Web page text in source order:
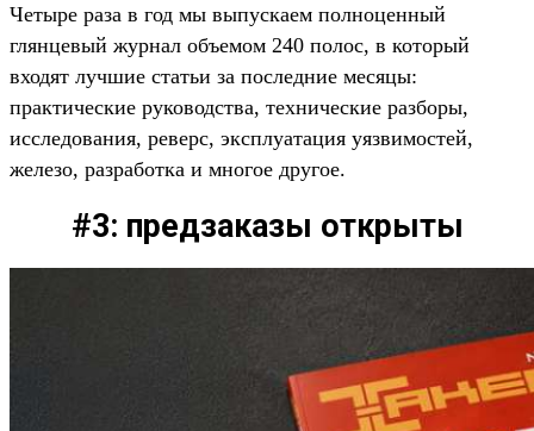
Четыре раза в год мы выпускаем полноценный
глянцевый журнал объемом 240 полос, в который
входят лучшие статьи за последние месяцы:
практические руководства, технические разборы,
исследования, реверс, эксплуатация уязвимостей,
железо, разработка и многое другое.
#3: предзаказы открыты